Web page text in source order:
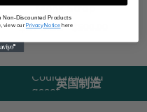
Monk Strap
销
售
价
格
$375.00$375.00
正
常
格
$500.00
line 10):
Could not find
asset
snippets/图标
英国制造
Non-Discounted Products
view ourPrivacy Notice here